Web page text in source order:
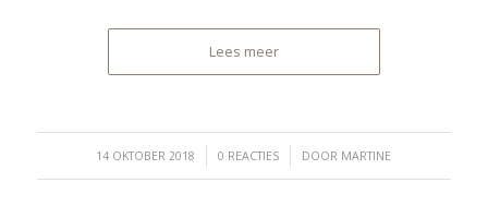
Lees meer
14 OKTOBER 2018
/ 0 REACTIES
/ DOOR MARTINE